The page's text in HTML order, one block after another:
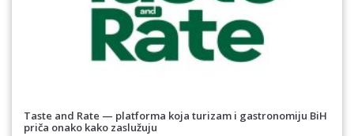
Taste and Rate — platforma koja turizam i gastronomiju BiH
priča onako kako zaslužuju